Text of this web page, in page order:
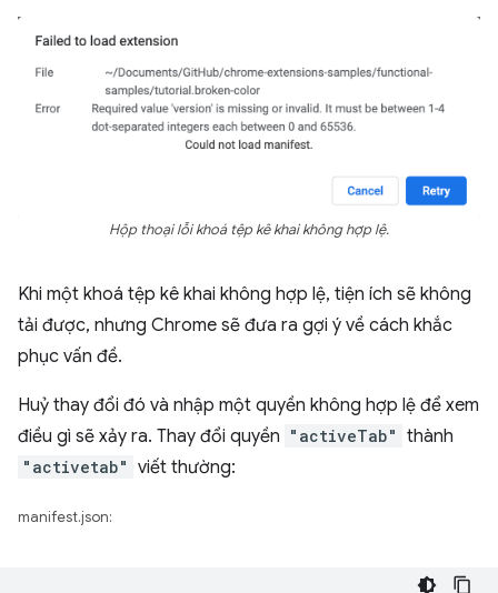
Hộp thoại lỗi khoá tệp kê khai không hợp lệ.
Khi một khoá tệp kê khai không hợp lệ, tiện ích sẽ không
tải được, nhưng Chrome sẽ đưa ra gợi ý về cách khắc
phục vấn đề.
Huỷ thay đổi đó và nhập một quyền không hợp lệ để xem
điều gì sẽ xảy ra. Thay đổi quyền "activeTab" thành
"activetab" viết thường:
manifest.json: